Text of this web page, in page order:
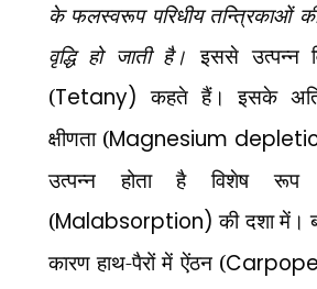
के फलस्वरूप परिधीय तन्त्रिकाओं
वृद्धि हो जाती है। इससे उत्पन्न
(Tetany)कहते हैं। इसके
क्षीणता (Magnesium
उत्पन्न होता है विशेष
(Malabsorption)की दशा में।
कारण हाथ-पैरों में ऐंठन (